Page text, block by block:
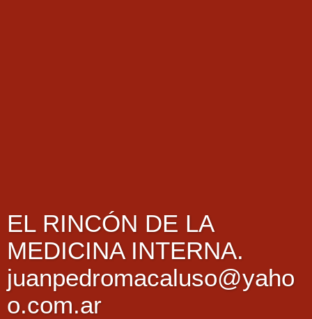
EL RINCÓN DE LA
MEDICINA INTERNA.
juanpedromacaluso@yaho
o.com.ar